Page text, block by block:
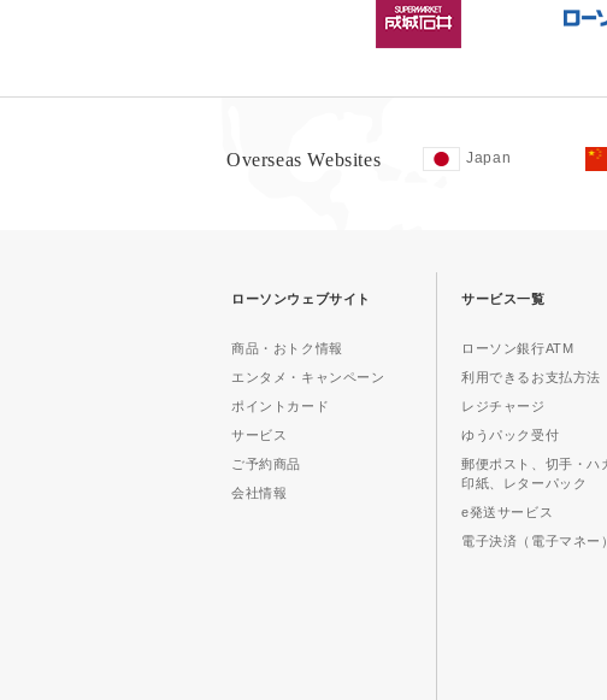
Overseas Websites Japan
ローソンウェブサイト
商品・おトク情報
エンタメ・キャンペーン
ポイントカード
サービス
ご予約商品
会社情報
サービス一覧
ローソン銀行ATM
利用できるお支払方法
レジチャージ
ゆうパック受付
郵便ポスト、切手・ハ
印紙、レターパック
e発送サービス
電子決済（電子マネー）